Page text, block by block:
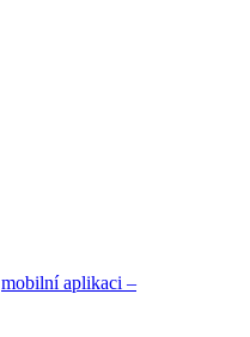
mobilní aplikaci –